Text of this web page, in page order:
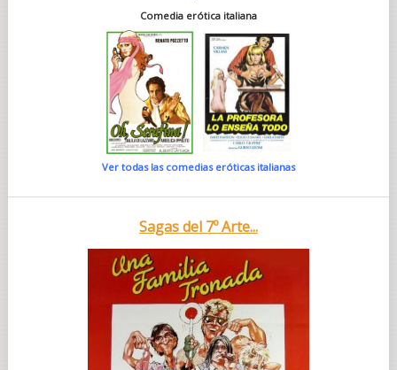
Comedia erótica italiana
Ver todas las comedias eróticas italianas
Sagas del 7º Arte...